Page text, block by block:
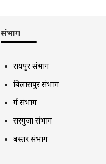
संभाग
रायपुर संभाग
बिलासपुर संभाग
दुर्ग संभाग
सरगुजा संभाग
बस्तर संभाग